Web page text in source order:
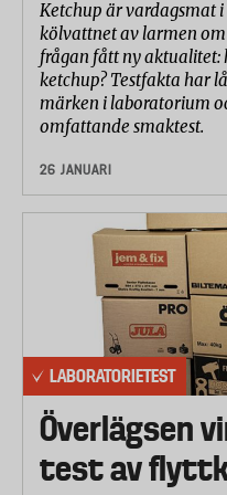
Ketchup är vardagsmat
kölvattnet av larmen
frågan fått ny aktualitet:
ketchup? Testfakta har
märken i laboratorium
omfattande smaktest.
26 JANUARI
LABORATORIETEST
Överlägsen
test av